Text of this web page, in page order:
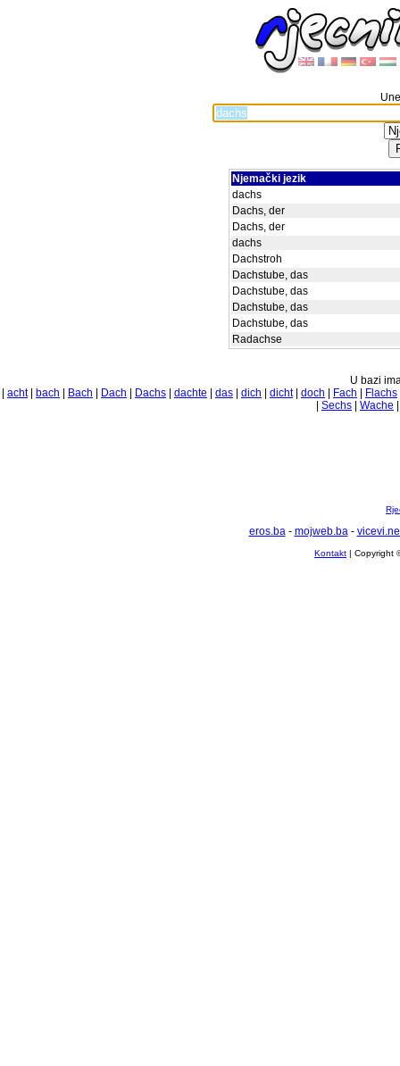
Njemački jezik
dachs
Dachs, der
Dachs, der
dachs
Dachstroh
Dachstube, das
Dachstube, das
Dachstube, das
Dachstube, das
Radachse
U bazi
acht| bach Bach Dach Dachs dachte das dich dicht| doch Fach Flachs
Sechs Wache
eros.ba- mojweb.ba-
Kontakt | Copyright